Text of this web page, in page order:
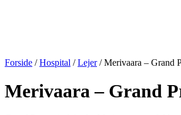
Forside /Hospital /Lejer/ Merivaara – Grand
Merivaara – Grand